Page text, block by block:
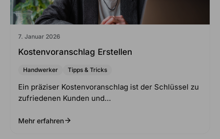
7. Januar 2026
Kostenvoranschlag Erstellen
Handwerker Tipps & Tricks
Ein präziser Kostenvoranschlag ist der Schlüssel zu
zufriedenen Kunden und…
Mehr erfahren